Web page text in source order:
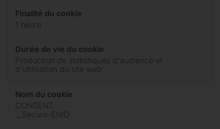
Finalité du cookie
1 heure
Durée de vie du cookie
Production de statistiques d'audience et
d'utilisation du site web
Nom du cookie
CONSENT
__Secure-ENID